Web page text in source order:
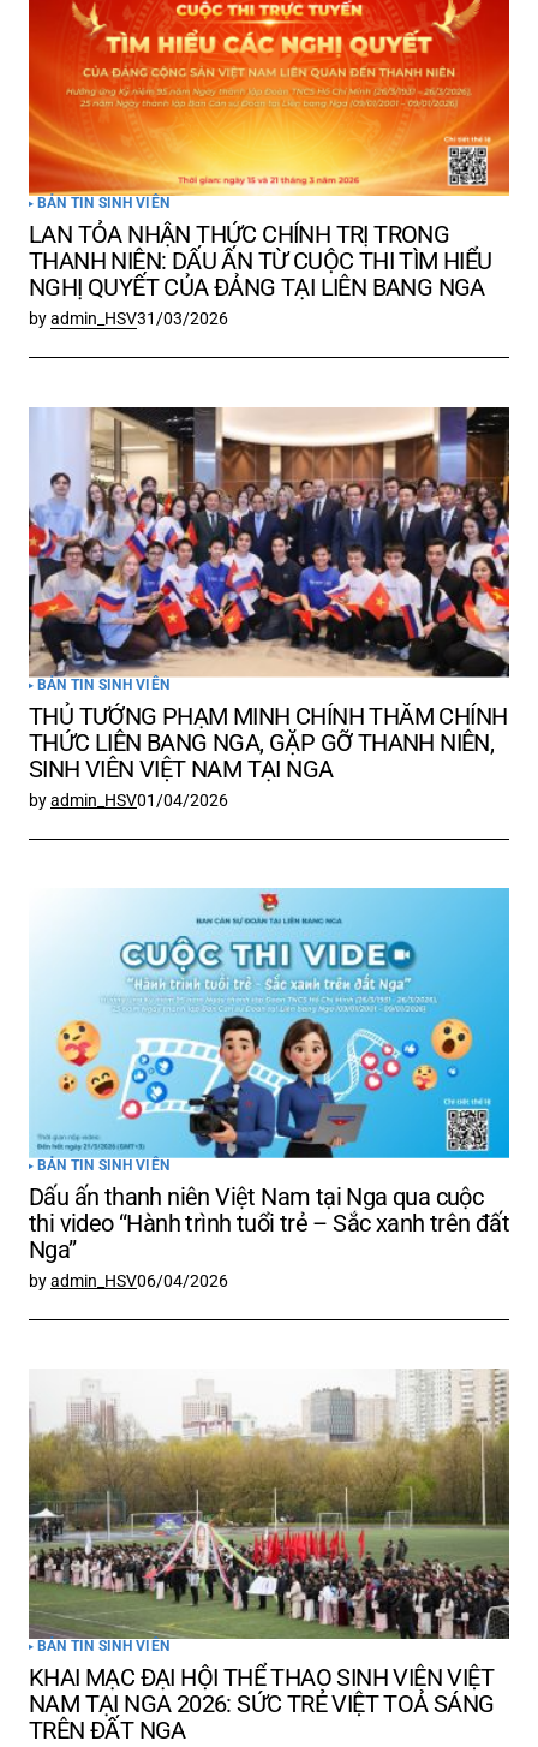
BẢN TIN SINH VIÊN
LAN TỎA NHẬN THỨC CHÍNH TRỊ TRONG
THANH NIÊN: DẤU ẤN TỪ CUỘC THI TÌM HIỂU
NGHỊ QUYẾT CỦA ĐẢNG TẠI LIÊN BANG NGA
byadmin_HSV31/03/2026
BẢN TIN SINH VIÊN
THỦ TƯỚNG PHẠM MINH CHÍNH THĂM CHÍNH
THỨC LIÊN BANG NGA, GẶP GỠ THANH NIÊN,
SINH VIÊN VIỆT NAM TẠI NGA
byadmin_HSV01/04/2026
BẢN TIN SINH VIÊN
Dấu ấn thanh niên Việt Nam tại Nga qua cuộc
thi video “Hành trình tuổi trẻ – Sắc xanh trên đất
Nga”
byadmin_HSV06/04/2026
BẢN TIN SINH VIÊN
KHAI MẠC ĐẠI HỘI THỂ THAO SINH VIÊN VIỆT
NAM TẠI NGA 2026: SỨC TRẺ VIỆT TOẢ SÁNG
TRÊN ĐẤT NGA